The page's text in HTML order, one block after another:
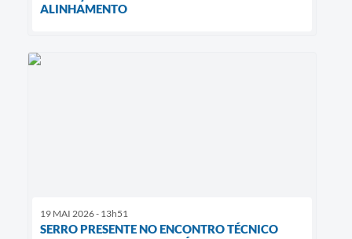
ALINHAMENTO
19 MAI 2026 - 13h51
SERRO PRESENTE NO ENCONTRO TÉCNICO